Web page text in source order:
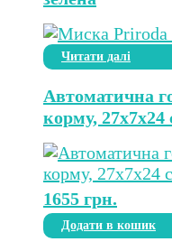
Читати далі
Автоматична
корму,
1655 грн.
Додати в кошик